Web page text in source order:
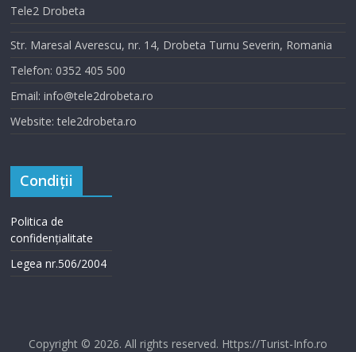
Tele2 Drobeta
Str. Maresal Averescu, nr. 14, Drobeta Turnu Severin, Romania
Telefon: 0352 405 500
Email: info@tele2drobeta.ro
Website: tele2drobeta.ro
Condiții
Politica de
confidențialitate
Legea nr.506/2004
Copyright © 2026. All rights reserved. Https://Turist-Info.ro